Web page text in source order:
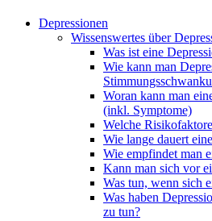
Depressionen
Wissenswertes über
Was ist eine
Wie kann man
Woran kann man
(inkl. Symptome)
Welche
Wie lange dauert
Wie empfindet man
Kann man sich vor
Was tun, wenn sich
Was haben
zu tun?